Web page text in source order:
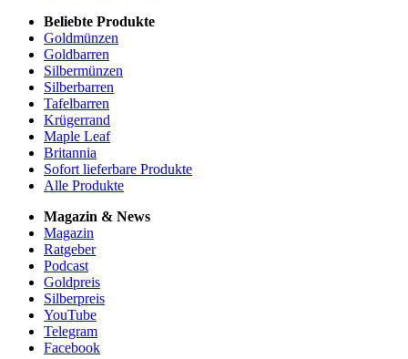
Beliebte Produkte
Goldmünzen
Goldbarren
Silbermünzen
Silberbarren
Tafelbarren
Krügerrand
Maple Leaf
Britannia
Sofort lieferbare Produkte
Alle Produkte
Magazin & News
Magazin
Ratgeber
Podcast
Goldpreis
Silberpreis
YouTube
Telegram
Facebook